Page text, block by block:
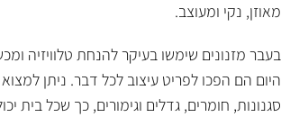
מאוזן, נקי ומעוצב.
בעבר מזנונים שימשו בעיקר להנחת טלוויזיה
היום הם הפכו לפריט עיצוב לכל דבר. ניתן למצוא
סגנונות, חומרים, גדלים וגימורים, כך שכל בית